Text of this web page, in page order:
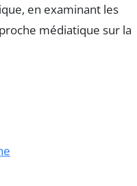
en examinant les
médiatique sur la